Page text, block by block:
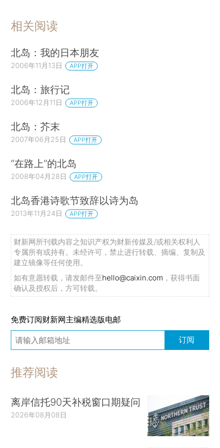
相关阅读
北岛：我的日本朋友
2006年11月13日 APP打开
北岛：旅行记
2006年12月11日 APP打开
北岛：芥末
2007年06月25日 APP打开
“在路上”的北岛
2008年04月28日 APP打开
北岛香港诗歌节致辞以诗为岛
2013年11月24日 APP打开
财新网所刊载内容之知识产权为财新传媒及/或相关权利人
专属所有或持有。未经许可，禁止进行转载、摘编、复制及
建立镜像等任何使用。
如有意愿转载，请发邮件至hello@caixin.com ，获得书面
确认及授权后，方可转载。
免费订阅财新网主编精选版电邮
订阅
推荐阅读
离岸信托90天补税窗口期疑问
2026年08月08日